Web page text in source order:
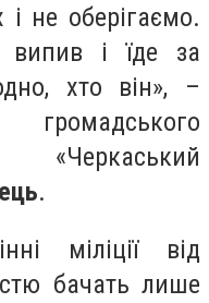
не оберігаємо.
випив і їде за
хто він», –
.
міліції від
бачать лише